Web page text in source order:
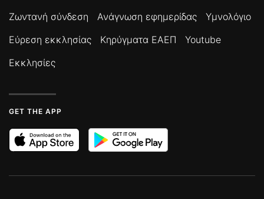
Ζωντανή σύνδεση Ανάγνωση εφημερίδας
Υμνολόγιο
Εύρεση εκκλησίας
Κηρύγματα ΕΑΕΠ
Youtube
Εκκλησίες
GET THE APP